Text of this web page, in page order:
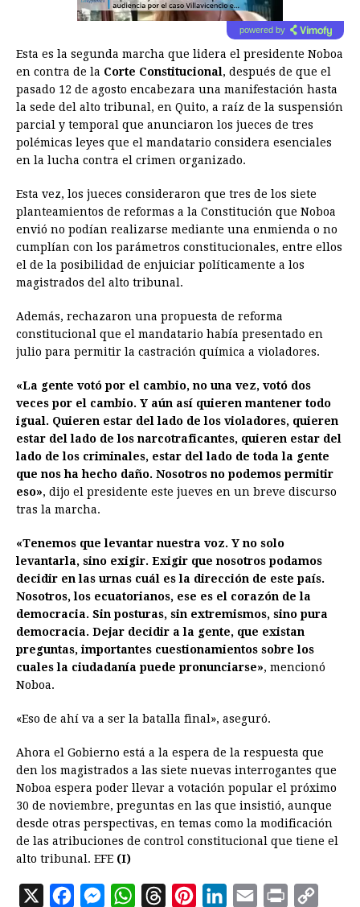
powered by
Esta es la segunda marcha que lidera el presidente Noboa
en contra de la Corte Constitucional, después de que el
pasado 12 de agosto encabezara una manifestación hasta
la sede del alto tribunal, en Quito, a raíz de la suspensión
parcial y temporal que anunciaron los jueces de tres
polémicas leyes que el mandatario considera esenciales
en la lucha contra el crimen organizado.
Esta vez, los jueces consideraron que tres de los siete
planteamientos de reformas a la Constitución que Noboa
envió no podían realizarse mediante una enmienda o no
cumplían con los parámetros constitucionales, entre ellos
el de la posibilidad de enjuiciar políticamente a los
magistrados del alto tribunal.
Además, rechazaron una propuesta de reforma
constitucional que el mandatario había presentado en
julio para permitir la castración química a violadores.
«La gente votó por el cambio, no una vez, votó dos
veces por el cambio. Y aún así quieren mantener todo
igual. Quieren estar del lado de los violadores, quieren
estar del lado de los narcotraficantes, quieren estar del
lado de los criminales, estar del lado de toda la gente
que nos ha hecho daño. Nosotros no podemos permitir
eso», dijo el presidente este jueves en un breve discurso
tras la marcha.
«Tenemos que levantar nuestra voz. Y no solo
levantarla, sino exigir. Exigir que nosotros podamos
decidir en las urnas cuál es la dirección de este país.
Nosotros, los ecuatorianos, ese es el corazón de la
democracia. Sin posturas, sin extremismos, sino pura
democracia. Dejar decidir a la gente, que existan
preguntas, importantes cuestionamientos sobre los
cuales la ciudadanía puede pronunciarse», mencionó
Noboa.
«Eso de ahí va a ser la batalla final», aseguró.
Ahora el Gobierno está a la espera de la respuesta que
den los magistrados a las siete nuevas interrogantes que
Noboa espera poder llevar a votación popular el próximo
30 de noviembre, preguntas en las que insistió, aunque
desde otras perspectivas, en temas como la modificación
de las atribuciones de control constitucional que tiene el
alto tribunal. EFE (I)
X M W